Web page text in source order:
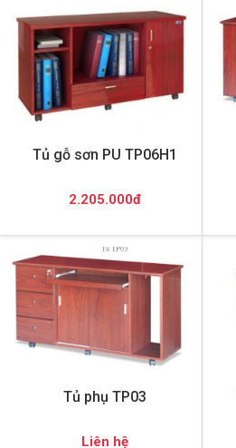
Tủ gỗ sơn PU TP06H1
2.205.000đ
Tủ phụ TP03
Liên hệ